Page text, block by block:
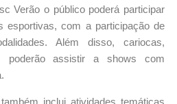
Verão o público poderá participar
esportivas, com a participação de
Além disso, cariocas,
poderão assistir a shows com
inclui atividades temáticas